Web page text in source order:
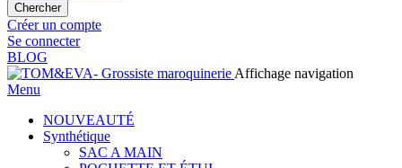
Chercher
Créer un compte
Se connecter
BLOG
Affichage navigation
Menu
NOUVEAUTÉ
Synthétique
SAC A MAIN